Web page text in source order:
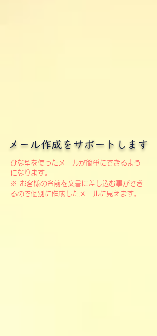
メール作成をサポートします
ひな型を使ったメールが簡単にできるよう
になります。
※ お客様の名前を文書に差し込む事ができ
るので個別に作成したメールに見えます。​​